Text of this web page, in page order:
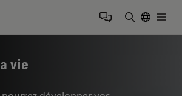
Logo
vie